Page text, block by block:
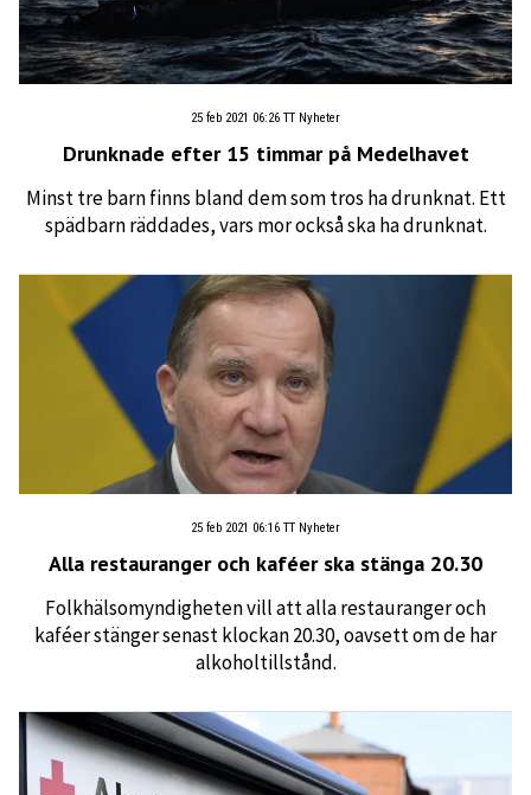
25 feb 2021 06:26 TT Nyheter
Drunknade efter 15 timmar på Medelhavet
Minst tre barn finns bland dem som tros ha drunknat. Ett
spädbarn räddades, vars mor också ska ha drunknat.
25 feb 2021 06:16 TT Nyheter
Alla restauranger och kaféer ska stänga 20.30
Folkhälsomyndigheten vill att alla restauranger och
kaféer stänger senast klockan 20.30, oavsett om de har
alkoholtillstånd.